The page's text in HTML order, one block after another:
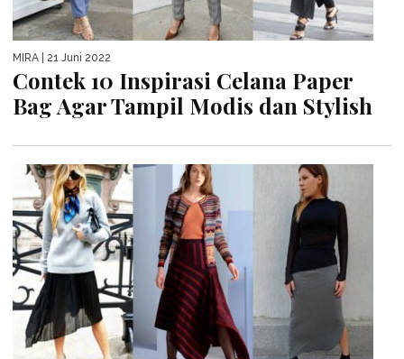
MIRA | 21 Juni 2022
Contek 10 Inspirasi Celana Paper
Bag Agar Tampil Modis dan Stylish